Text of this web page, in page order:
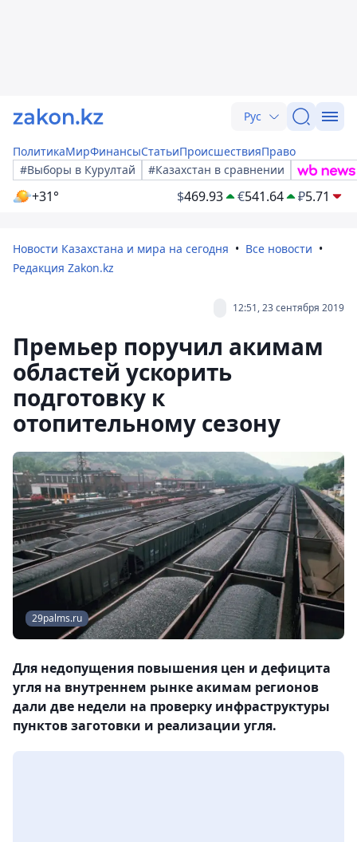
Рус
ПолитикаМирФинансыСтатьиПроисшествияПраво
#Выборы в Курултай
#Казахстан в сравнении
+31° $469.93 €541.64 ₽5.71
Новости Казахстана и мира на сегодня
Все новости
Редакция Zakon.kz
12:51, 23 сентября 2019
Премьер поручил акимам
областей ускорить
подготовку к
отопительному сезону
29palms.ru
Для недопущения повышения цен и дефицита
угля на внутреннем рынке акимам регионов
дали две недели на проверку инфраструктуры
пунктов заготовки и реализации угля.